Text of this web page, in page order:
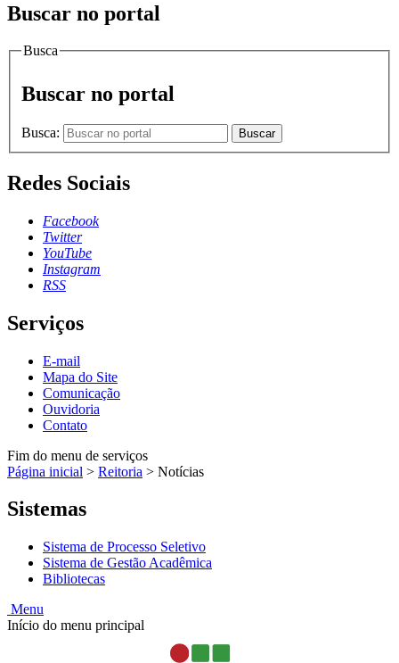
Buscar no portal
Busca
Buscar no portal
Busca: Buscar
Redes Sociais
Facebook
Twitter
YouTube
Instagram
RSS
Serviços
E-mail
Mapa do Site
Comunicação
Ouvidoria
Contato
Fim do menu de serviços
Página inicial > Reitoria > Notícias
Sistemas
Sistema de Processo Seletivo
Sistema de Gestão Acadêmica
Bibliotecas
Menu
Início do menu principal